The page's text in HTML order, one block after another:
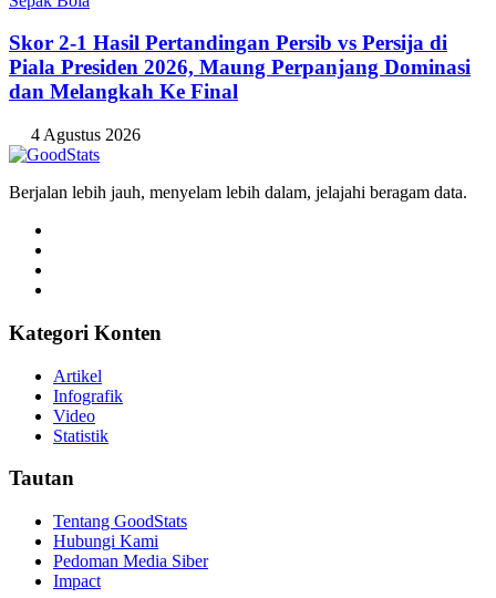
Skor 2-1 Hasil Pertandingan Persib vs Persija di
Piala Presiden 2026, Maung Perpanjang Dominasi
dan Melangkah Ke Final
4 Agustus 2026
Berjalan lebih jauh, menyelam lebih dalam, jelajahi beragam data.
Kategori Konten
Artikel
Infografik
Video
Statistik
Tautan
Tentang GoodStats
Hubungi Kami
Pedoman Media Siber
Impact